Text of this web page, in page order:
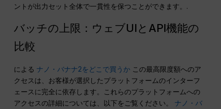
ントが出力セット全体で一貫性を保つことができます。.
バッチの上限：ウェブUIとAPI機能の
比較
によるナノ・バナナ2をどこで買うか この最高限度額へのア
クセスは、お客様が選択したプラットフォームのインターフ
ェースに完全に依存します。これらのプラットフォームへの
アクセスの詳細については、以下をご覧ください。ナノ・バ